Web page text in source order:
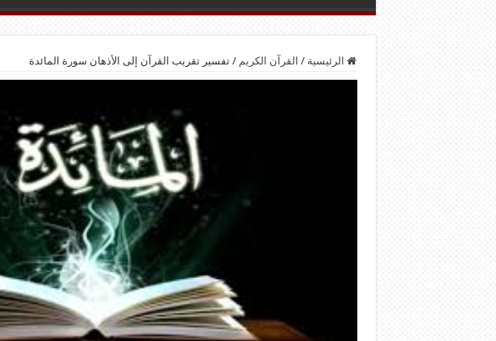
الرئيسية / القرآن الكريم / تفسير تقريب القرآن إلى الأذهان سورة المائدة